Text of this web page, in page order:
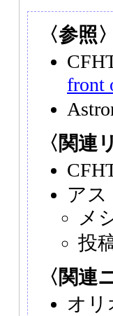
〈参照〉
front
〈関連
アス
メ
投
〈関連
オリ